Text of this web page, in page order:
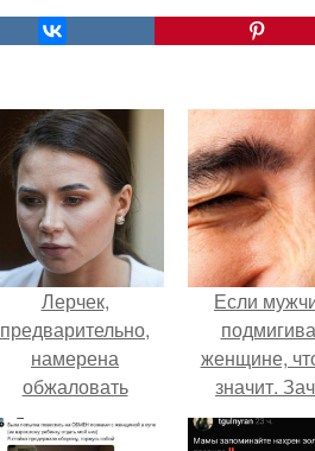
Лерчек,
предварительно,
намерена
обжаловать
Если
женщине,
значит.
мужчина